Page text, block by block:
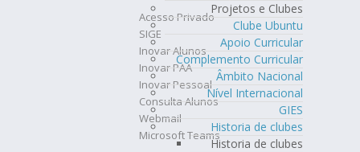
Projetos e Clubes
Clube Ubuntu
Apoio Curricular
Complemento Curricular
Âmbito Nacional
Nível Internacional
GIES
Historia de clubes
Historia de clubes
Acesso Privado
SIGE
Inovar Alunos
Inovar PAA
Inovar Pessoal
Consulta Alunos
Webmail
Microsoft Teams